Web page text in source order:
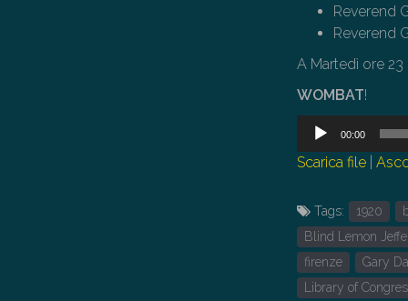
Reverend
Reverend
A Martedì ore
WOMBAT!
Audio
00:00
Scarica file |
Tags: 1920
Blind Lemon
firenze
Gary
Library of